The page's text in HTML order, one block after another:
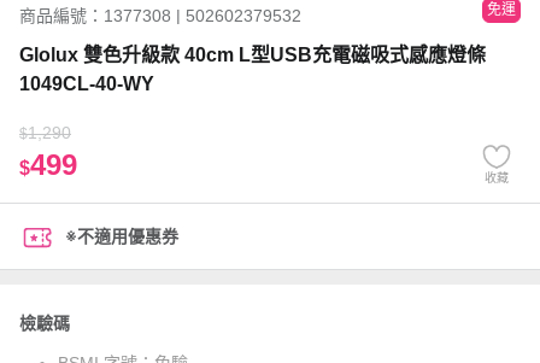
商品編號：1377308 | 502602379532 免運
Glolux 雙色升級款 40cm L型USB充電磁吸式感應燈條
1049CL-40-WY
$1,290
$499 收藏
※不適用優惠券
檢驗碼